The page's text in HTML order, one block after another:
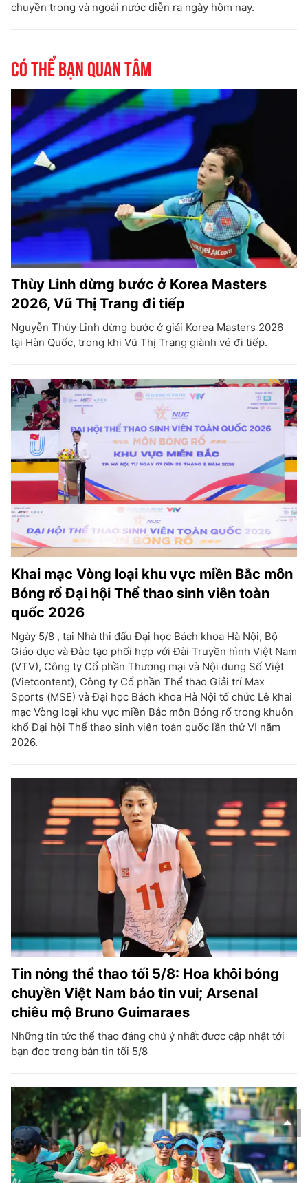
chuyền trong và ngoài nước diễn ra ngày hôm nay.
Có thể bạn quan tâm
Thùy Linh dừng bước ở Korea Masters
2026, Vũ Thị Trang đi tiếp
Nguyễn Thùy Linh dừng bước ở giải Korea Masters 2026
tại Hàn Quốc, trong khi Vũ Thị Trang giành vé đi tiếp.
Khai mạc Vòng loại khu vực miền Bắc môn
Bóng rổ Đại hội Thể thao sinh viên toàn
quốc 2026
Ngày 5/8 , tại Nhà thi đấu Đại học Bách khoa Hà Nội, Bộ
Giáo dục và Đào tạo phối hợp với Đài Truyền hình Việt Nam
(VTV), Công ty Cổ phần Thương mại và Nội dung Số Việt
(Vietcontent), Công ty Cổ phần Thể thao Giải trí Max
Sports (MSE) và Đại học Bách khoa Hà Nội tổ chức Lễ khai
mạc Vòng loại khu vực miền Bắc môn Bóng rổ trong khuôn
khổ Đại hội Thể thao sinh viên toàn quốc lần thứ VI năm
2026.
Tin nóng thể thao tối 5/8: Hoa khôi bóng
chuyền Việt Nam báo tin vui; Arsenal
chiêu mộ Bruno Guimaraes
Những tin tức thể thao đáng chú ý nhất được cập nhật tới
bạn đọc trong bản tin tối 5/8